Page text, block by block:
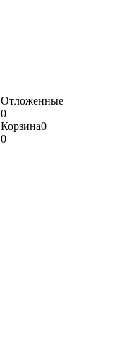
Отложенные
0
Корзина0
0